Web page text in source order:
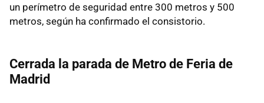
un perímetro de seguridad entre 300 metros y 500
metros, según ha confirmado el consistorio.
Cerrada la parada de Metro de Feria de
Madrid